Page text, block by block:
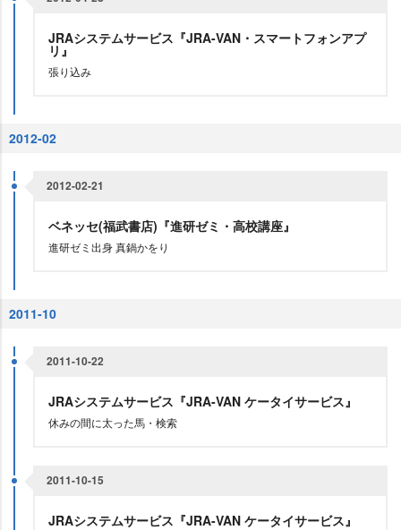
JRAシステムサービス『JRA-VAN・スマートフォンアプ
リ』
張り込み
2012-02
2012-02-21
ベネッセ(福武書店)『進研ゼミ・高校講座』
進研ゼミ出身 真鍋かをり
2011-10
2011-10-22
JRAシステムサービス『JRA-VAN ケータイサービス』
休みの間に太った馬・検索
2011-10-15
JRAシステムサービス『JRA-VAN ケータイサービス』